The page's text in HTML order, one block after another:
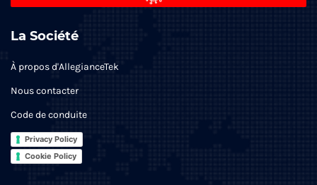
La Société
À propos d'AllegianceTek
Nous contacter
Code de conduite
Privacy Policy
Cookie Policy